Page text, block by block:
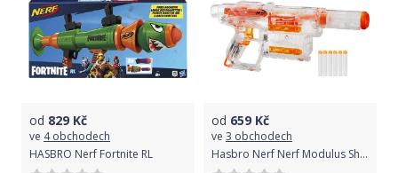
od 829 Kč
ve 4 obchodech
HASBRO Nerf Fortnite RL
od 659 Kč
ve 3 obchodech
Hasbro Nerf Nerf Modulus Shadow ICS 6